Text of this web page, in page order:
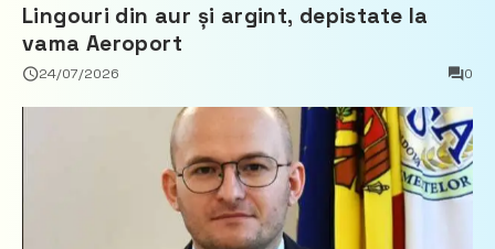
Lingouri din aur și argint, depistate la
vama Aeroport
24/07/2026 0